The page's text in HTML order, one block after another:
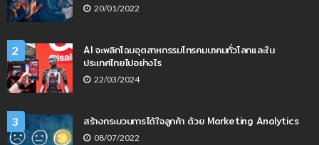
20/01/2022
2
AI จะพลิกโฉมอุตสาหกรรมโทรคมนาคมทั่วโลกและใน
ประเทศไทยไปอย่างไร
22/03/2024
3 สร้างกระบวนการได้ใจลูกค้า ด้วย Marketing Analytics
08/07/2022